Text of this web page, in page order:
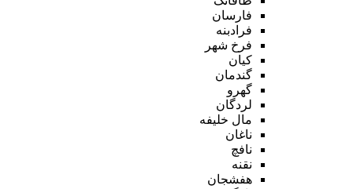
فارسان
فرادبنه
فرخ شهر
کیان
گندمان
گهرو
لردگان
مال خلیفه
ناغان
نافچ
نقنه
هفشجان